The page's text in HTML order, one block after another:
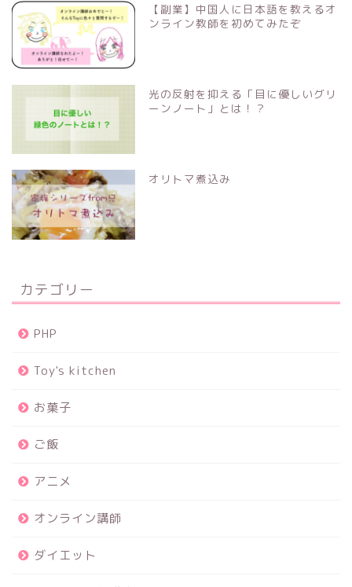
【副業】中国人に日本語を教えるオ
ンライン教師を初めてみたぞ
光の反射を抑える「目に優しいグリ
ーンノート」とは！？
オリトマ煮込み
カテゴリー
PHP
Toy's kitchen
お菓子
ご飯
アニメ
オンライン講師
ダイエット